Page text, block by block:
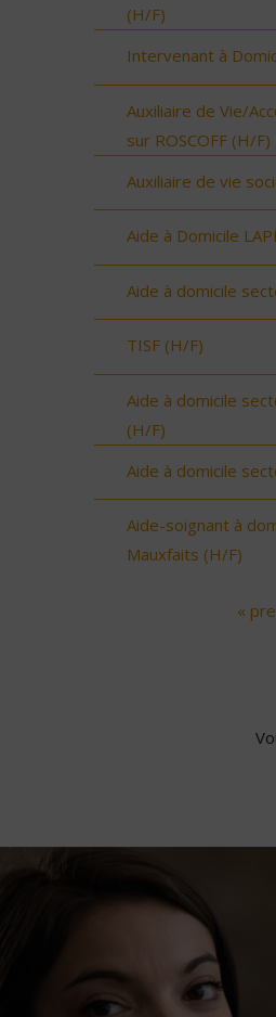
(H/F)
Intervenant à
Auxiliaire de Vie/
sur ROSCOFF (H/F)
Auxiliaire de vie
Aide à Domicile
Aide à domicile
TISF (H/F)
Aide à domicile
(H/F)
Aide à domicile
Aide-soignant à
Mauxfaits (H/F)
«